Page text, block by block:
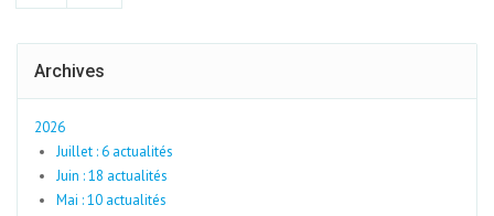
Archives
2026
Juillet : 6 actualités
Juin : 18 actualités
Mai : 10 actualités